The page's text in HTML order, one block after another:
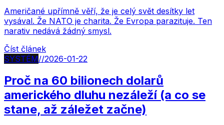
Američané upřímně věří, že je celý svět desítky let
vysával. Že NATO je charita. Že Evropa parazituje. Ten
narativ nedává žádný smysl.
Číst článek
SYSTÉM//2026-01-22
Proč na 60 bilionech dolarů
amerického dluhu nezáleží (a co se
stane, až záležet začne)